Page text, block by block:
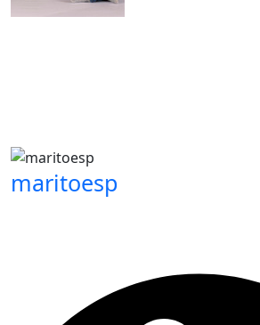
maritoesp